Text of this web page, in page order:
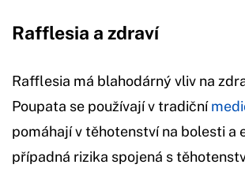
Rafflesia a zdraví
Rafflesia má blahodárný vliv na
Poupata se používají v tradiční
pomáhají v těhotenství na bolesti a
případná rizika spojená s